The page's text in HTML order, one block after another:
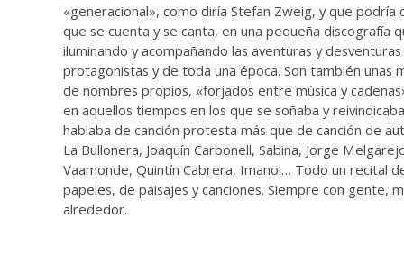
«generacional», como diría Stefan Zweig, y que podría
que se cuenta y se canta, en una pequeña discografía
iluminando y acompañando las aventuras y
protagonistas y de toda una época. Son también unas
de nombres propios, «forjados entre música y
en aquellos tiempos en los que se soñaba y
hablaba de canción protesta más que de canción de
La Bullonera, Joaquín Carbonell, Sabina, Jorge
Vaamonde, Quintín Cabrera, Imanol… Todo un recital
papeles, de paisajes y canciones. Siempre con gente,
alrededor.